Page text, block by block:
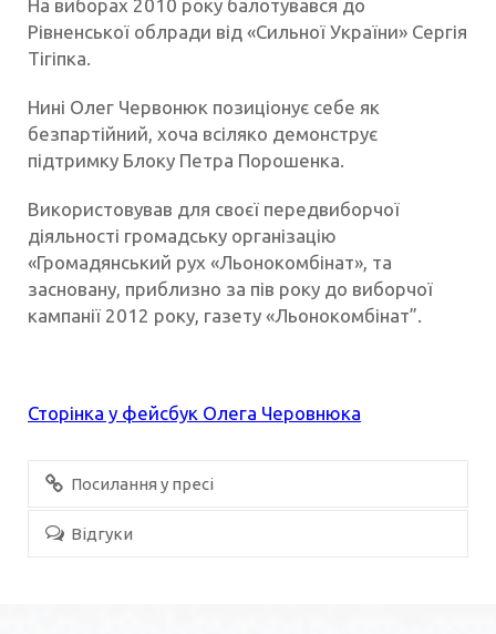
На виборах 2010 року балотувався до
Рівненської облради від «Сильної України» Сергія
Тігіпка.
Нині Олег Червонюк позиціонує себе як
безпартійний, хоча всіляко демонструє
підтримку Блоку Петра Порошенка.
Використовував для своєї передвиборчої
діяльності громадську організацію
«Громадянський рух «Льонокомбінат», та
засновану, приблизно за пів року до виборчої
кампанії 2012 року, газету «Льонокомбінат”.
Сторінка у фейсбук Олега Черовнюка
Посилання у пресі
Відгуки